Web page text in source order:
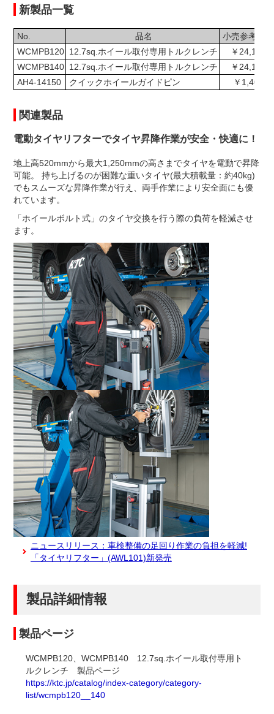
新製品一覧
No. 品名
小売参考価格
WCMPB120 12.7sq.ホイール取付専用トルクレンチ
￥24,100
WCMPB140 12.7sq.ホイール取付専用トルクレンチ
￥24,100
AH4-14150
クイックホイールガイドピン ￥1,400
関連製品
電動タイヤリフターでタイヤ昇降作業が安全・快適に！
地上高520mmから最大1,250mmの高さまでタイヤを電動で昇降
可能。 持ち上げるのが困難な重いタイヤ(最大積載量：約40kg)
でもスムーズな昇降作業が行え、両手作業により安全面にも優
れています。
「ホイールボルト式」のタイヤ交換を行う際の負荷を軽減させ
ます。
ニュースリリース：車検整備の足回り作業の負担を軽減!
「タイヤリフター」(AWL101)新発売
製品詳細情報
製品ページ
WCMPB120、WCMPB140 12.7sq.ホイール取付専用ト
ルクレンチ 製品ページ
https://ktc.jp/catalog/index-category/category-
list/wcmpb120__140